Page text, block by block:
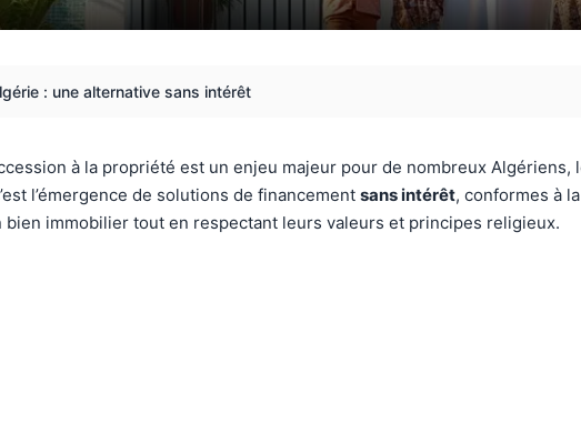
: une alternative sans intérêt
à la propriété est un enjeu majeur pour de nombreux Algériens,
l’émergence de solutions de financement sans intérêt, conformes à
immobilier tout en respectant leurs valeurs et principes religieux.